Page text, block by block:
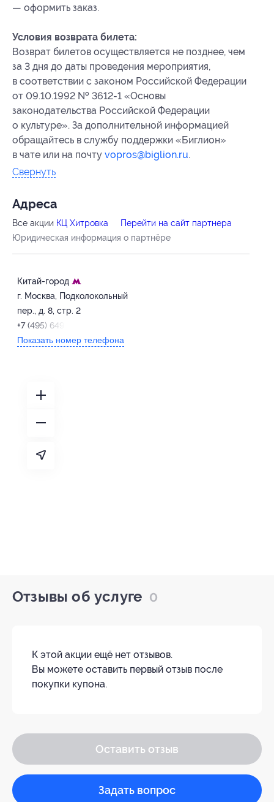
— оформить заказ.
Условия возврата билета:
Возврат билетов осуществляется не позднее, чем
за 3 дня до даты проведения мероприятия,
в соответствии с законом Российской Федерации
от 09.10.1992 № 3612-1 «Основы
законодательства Российской Федерации
о культуре». За дополнительной информацией
обращайтесь в службу поддержки «Биглион»
в чате или на почту vopros@biglion.ru.
Свернуть
Адресa
Все акции КЦ Хитровка
Перейти на сайт партнера
Юридическая информация о партнёре
Китай-город
г. Москва, Подколокольный
пер., д. 8, стр. 2
+7 (495) 649-68-63
Показать номер телефона
Отзывы об услуге 0
К этой акции ещё нет отзывов.
Вы можете оставить первый отзыв после
покупки купона.
Оставить отзыв
Задать вопрос